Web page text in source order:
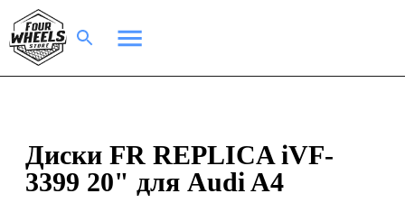
Диски FR REPLICA iVF-
3399 20" для Audi A4